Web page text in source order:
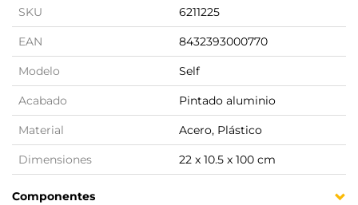
SKU 6211225
EAN 8432393000770
Modelo Self
Acabado Pintado aluminio
Material Acero, Plástico
Dimensiones 22 x 10.5 x 100 cm
Componentes